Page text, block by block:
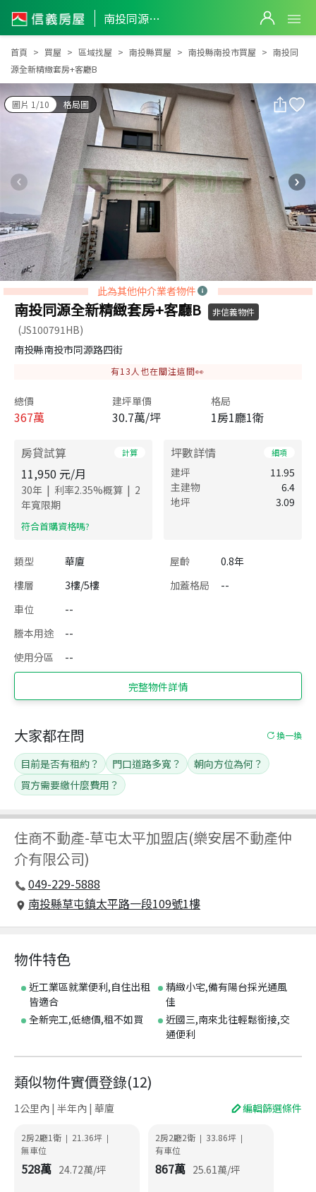
南投同源全新精緻套房+客廳B
南投同源全新精緻套房+客廳B
首頁 買屋 區域找屋 南投縣買屋 南投縣南投市買屋
南投同
源全新精緻套房+客廳B
圖片 1/10 格局圖
此為其他仲介業者物件
南投同源全新精緻套房+客廳B 非信義物件
(JS100791HB)
南投縣南投市同源路四街
有13 人也在關注這間👀
總價
367萬
建坪單價
30.7萬/坪
格局
1房1廳1衛
房貸試算 計算
11,950 元/月
30年 | 利率2.35%概算 | 2
年寬限期
​符合首購資格嗎?
坪數詳情 細項
建坪
11.95
主建物
6.4
地坪
3.09
類型 華廈 屋齡
0.8年
樓層
3樓/5樓 加蓋格局
--
車位
--
謄本用途
--
使用分區
--
完整物件詳情
住商不動產-草屯太平加盟店(樂安居不動產仲
介有限公司)
049-229-5888
南投縣草屯鎮太平路一段109號1樓
大家都在問 換一換
目前是否有租約？ 門口道路多寬？
朝向方位為何？
買方需要繳什麼費用？
物件特色
近工業區就業便利,自住出租
皆適合
精緻小宅,備有陽台採光通風
佳
全新完工,低總價,租不如買
近國三,南來北往輕鬆銜接,交
通便利
類似物件實價登錄(12)
1公里內 | 半年內 | 華廈 編輯篩選條件
2房2廳1衛 | 21.36坪 |
無車位
528萬 24.72萬/坪
2房2廳2衛 | 33.86坪 |
有車位
867萬 25.61萬/坪